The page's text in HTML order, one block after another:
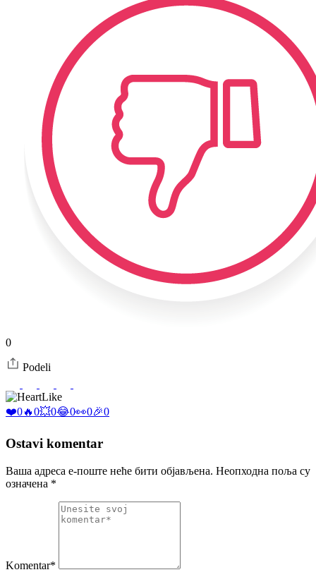
0
Podeli
Like
❤️0🔥0💥0😂0👀0🎉0
Ostavi komentar
Ваша адреса е-поште неће бити објављена. Неопходна поља су
означена *
Komentar*